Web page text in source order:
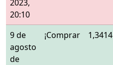
2023,
20:10
9 de
agosto
de
¡Comprar 1,3414